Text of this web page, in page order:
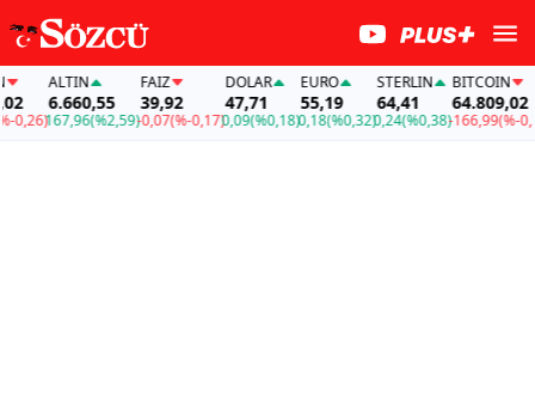
ALTIN
6.660,55
167,96(%2,59)
FAİZ
39,92
-0,07(%-0,17)
DOLAR
47,71
0,09(%0,18)
EURO
55,19
0,18(%0,32)
STERLIN
64,41
0,24(%0,38)
BITCOIN
64.809,02
-166,99(%-